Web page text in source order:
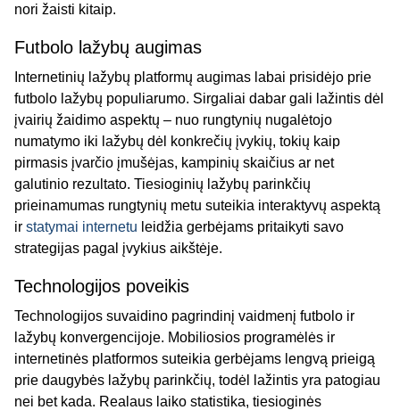
nori žaisti kitaip.
Futbolo lažybų augimas
Internetinių lažybų platformų augimas labai prisidėjo prie
futbolo lažybų populiarumo. Sirgaliai dabar gali lažintis dėl
įvairių žaidimo aspektų – nuo ​​rungtynių nugalėtojo
numatymo iki lažybų dėl konkrečių įvykių, tokių kaip
pirmasis įvarčio įmušėjas, kampinių skaičius ar net
galutinio rezultato. Tiesioginių lažybų parinkčių
prieinamumas rungtynių metu suteikia interaktyvų aspektą
ir statymai internetu leidžia gerbėjams pritaikyti savo
strategijas pagal įvykius aikštėje.
Technologijos poveikis
Technologijos suvaidino pagrindinį vaidmenį futbolo ir
lažybų konvergencijoje. Mobiliosios programėlės ir
internetinės platformos suteikia gerbėjams lengvą prieigą
prie daugybės lažybų parinkčių, todėl lažintis yra patogiau
nei bet kada. Realaus laiko statistika, tiesioginės